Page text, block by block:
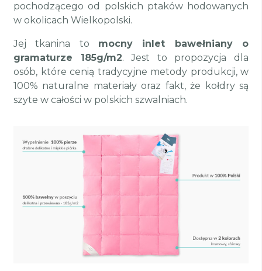
pochodzącego od polskich ptaków hodowanych
w okolicach Wielkopolski.
Jej tkanina to mocny inlet bawełniany o
gramaturze 185g/m2. Jest to propozycja dla
osób, które cenią tradycyjne metody produkcji, w
100% naturalne materiały oraz fakt, że kołdry są
szyte w całości w polskich szwalniach.